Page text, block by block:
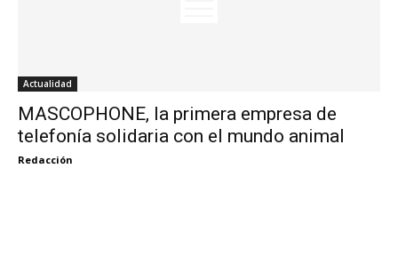
Actualidad
MASCOPHONE, la primera empresa de
telefonía solidaria con el mundo animal
Redacción